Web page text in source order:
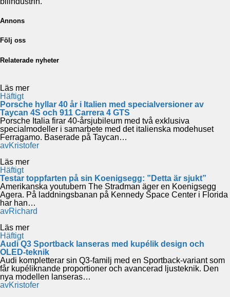
Annons
Följ oss
Relaterade nyheter
Läs mer
Häftigt
Porsche hyllar 40 år i Italien med specialversioner av
Taycan 4S och 911 Carrera 4 GTS
Porsche Italia firar 40-årsjubileum med två exklusiva
specialmodeller i samarbete med det italienska modehuset
Ferragamo. Baserade på Taycan…
avKristofer
Läs mer
Häftigt
Testar toppfarten på sin Koenigsegg: ”Detta är sjukt”
Amerikanska youtubern The Stradman äger en Koenigsegg
Agera. På laddningsbanan på Kennedy Space Center i Florida
har han…
avRichard
Läs mer
Häftigt
Audi Q3 Sportback lanseras med kupélik design och
OLED-teknik
Audi kompletterar sin Q3-familj med en Sportback-variant som
får kupéliknande proportioner och avancerad ljusteknik. Den
nya modellen lanseras…
avKristofer